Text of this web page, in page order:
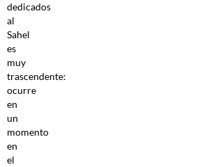
dedicados
al
Sahel
es
muy
trascendente:
ocurre
en
un
momento
en
el